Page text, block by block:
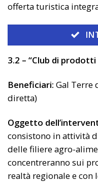
offerta turistica
3.2 – “Club di
Beneficiari: Gal Terre
diretta)
Oggetto
consistono in attività
delle filiere agro-
concentreranno sui
realtà regionale e